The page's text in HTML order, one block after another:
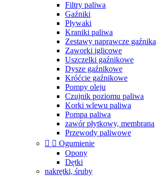
Filtry paliwa
Gaźniki
Pływaki
Kraniki paliwa
Zestawy naprawcze gaźnika
Zaworki iglicowe
Uszczelki gaźnikowe
Dysze gaźnikowe
Króćcie gaźnikowe
Pompy oleju
Czujnik poziomu paliwa
Korki wlewu paliwa
Pompa paliwa
zawór płytkowy, membrana
Przewody paliwowe
  Ogumienie
Opony
Dętki
nakrętki, śruby